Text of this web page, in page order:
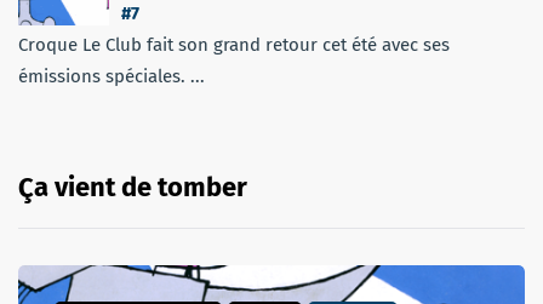
#7
Croque Le Club fait son grand retour cet été avec ses
émissions spéciales. ...
Ça vient de tomber